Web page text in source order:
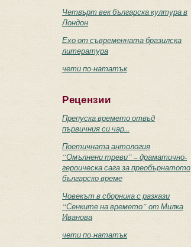
Четвърт век българска култура в
Лондон
Ехо от съвременната бразилска
литература
чети по-нататък
Рецензии
Препуска времето отвъд
първичния си чар...
Поетичната антология
“Омълнени треви” – драматично-
героическа сага за преобърнатото
българско време
Човекът в сборника с разкази
“Сенките на времето” от Милка
Иванова
чети по-нататък